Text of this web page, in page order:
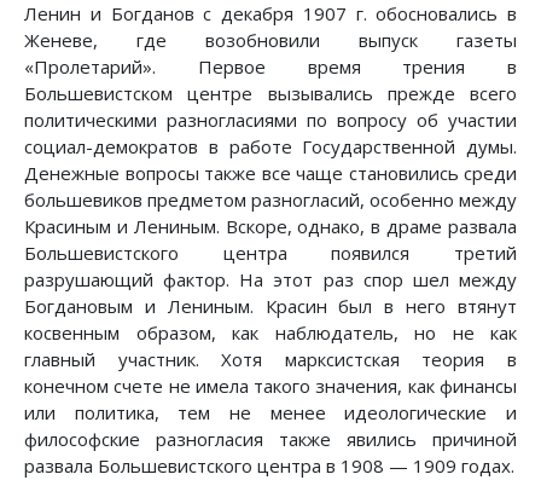
Ленин и Богданов с декабря 1907 г. обосновались в
Женеве, где возобновили выпуск газеты
«Пролетарий». Первое время трения в
Большевистском центре вызывались прежде всего
политическими разногласиями по вопросу об участии
социал-демократов в работе Государственной думы.
Денежные вопросы также все чаще становились среди
большевиков предметом разногласий, особенно между
Красиным и Лениным. Вскоре, однако, в драме развала
Большевистского центра появился третий
разрушающий фактор. На этот раз спор шел между
Богдановым и Лениным. Красин был в него втянут
косвенным образом, как наблюдатель, но не как
главный участник. Хотя марксистская теория в
конечном счете не имела такого значения, как финансы
или политика, тем не менее идеологические и
философские разногласия также явились причиной
развала Большевистского центра в 1908 — 1909 годах.